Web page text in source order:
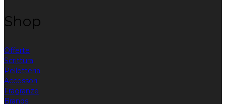
Shop
Offerte
Scrittura
Pelletteria
Accessori
Fragranze
Brands